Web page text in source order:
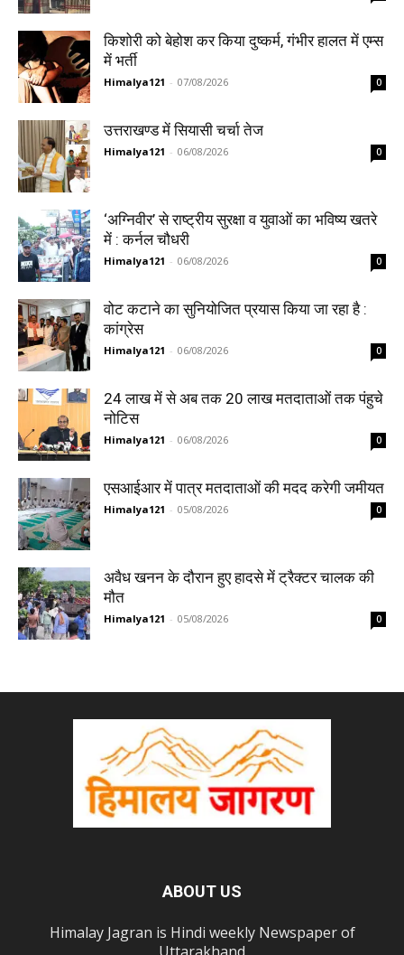
किशोरी को बेहोश कर किया दुष्कर्म, गंभीर हालत में एम्स
में भर्ती
Himalya121 - 07/08/2026 0
उत्तराखण्ड में सियासी चर्चा तेज
Himalya121 - 06/08/2026 0
‘अग्निवीर’ से राष्ट्रीय सुरक्षा व युवाओं का भविष्य खतरे
में : कर्नल चौधरी
Himalya121 - 06/08/2026 0
वोट कटाने का सुनियोजित प्रयास किया जा रहा है :
कांग्रेस
Himalya121 - 06/08/2026 0
24 लाख में से अब तक 20 लाख मतदाताओं तक पंहुचे
नोटिस
Himalya121 - 06/08/2026 0
एसआईआर में पात्र मतदाताओं की मदद करेगी जमीयत
Himalya121 - 05/08/2026 0
अवैध खनन के दौरान हुए हादसे में ट्रैक्टर चालक की
मौत
Himalya121 - 05/08/2026 0
ABOUT US
Himalay Jagran is Hindi weekly Newspaper of
Uttarakhand